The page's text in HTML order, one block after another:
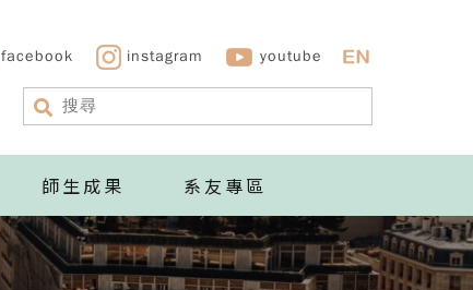
facebook instagram youtube
師生成果 系友專區